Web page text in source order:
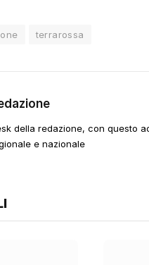
terrarossa
della redazione, con questo
e nazionale